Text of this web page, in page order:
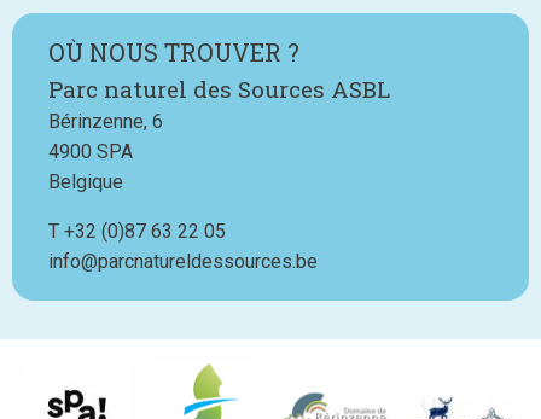
OÙ NOUS TROUVER ?
Parc naturel des Sources ASBL
Bérinzenne, 6
4900 SPA
Belgique
T Téléphone
+32 (0)87 63 22 05
info@parcnatureldessources.be